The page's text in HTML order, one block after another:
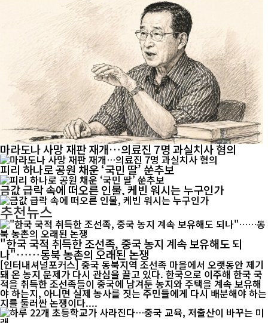
마라도나 사망 재판 재개…의료진 7명 과실치사 혐의
피리 하나로 공원 채운 ‘국민 딸’ 쑨추보
금값 급락 속에 떠오른 인물, 케빈 워시는 누구인가
추천뉴스
"한국 국적 취득한 조선족, 중국 농지 계속 보유해도 되
나"……동북 농촌의 오래된 논쟁
[인터내셔널포커스] 중국 동북지역 조선족 마을에서 오랫동안 제기
돼 온 농지 문제가 다시 관심을 끌고 있다. 한국으로 이주해 한국 국
적을 취득한 조선족들이 중국에 남겨둔 농지와 주택을 계속 보유해
야 하는지, 아니면 실제 농사를 짓는 주민들에게 다시 배분해야 하는
지를 둘러싼 논쟁이다....